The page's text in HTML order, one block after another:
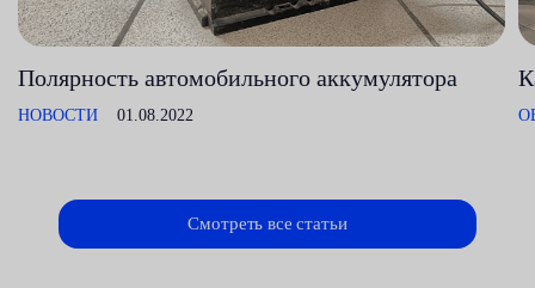
Полярность автомобильного аккумулятора
НОВОСТИ 01.08.2022
Смотреть все статьи